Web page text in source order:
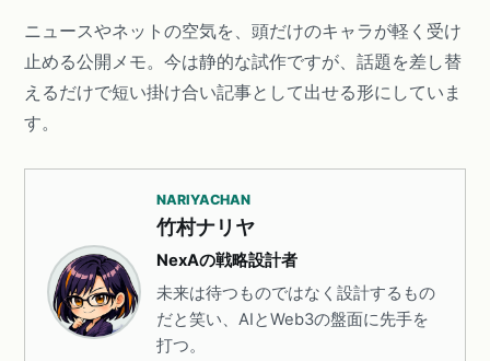
ニュースやネットの空気を、頭だけのキャラが軽く受け
止める公開メモ。今は静的な試作ですが、話題を差し替
えるだけで短い掛け合い記事として出せる形にしていま
す。
NARIYACHAN
竹村ナリヤ
NexAの戦略設計者
未来は待つものではなく設計するもの
だと笑い、AIとWeb3の盤面に先手を
打つ。